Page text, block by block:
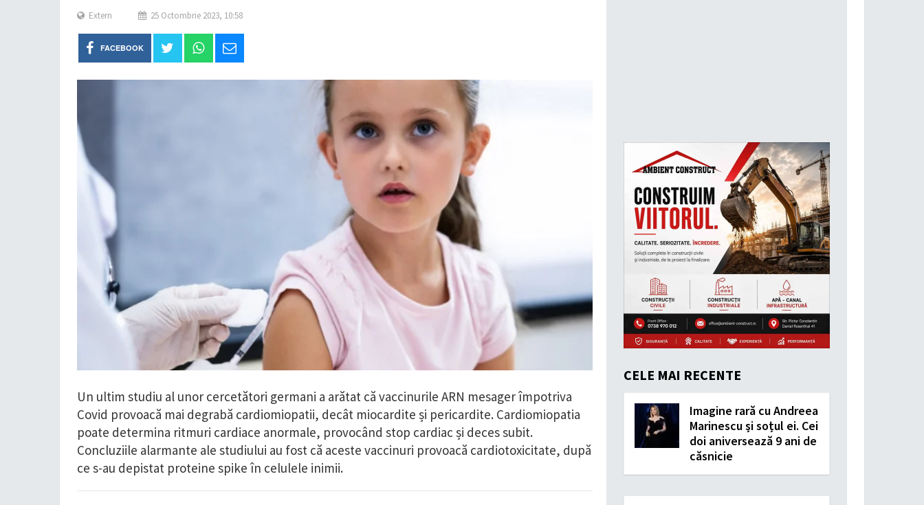
Extern 25 Octombrie 2023, 10:58
FACEBOOK
Un ultim studiu al unor cercetători germani a arătat că vaccinurile ARN mesager împotriva
Covid provoacă mai degrabă cardiomiopatii, decât miocardite și pericardite. Cardiomiopatia
poate determina ritmuri cardiace anormale, provocând stop cardiac și deces subit.
Concluziile alarmante ale studiului au fost că aceste vaccinuri provoacă cardiotoxicitate, după
ce s-au depistat proteine spike în celulele inimii.
CELE MAI RECENTE
Imagine rară cu Andreea
Marinescu și soțul ei. Cei
doi aniversează 9 ani de
căsnicie